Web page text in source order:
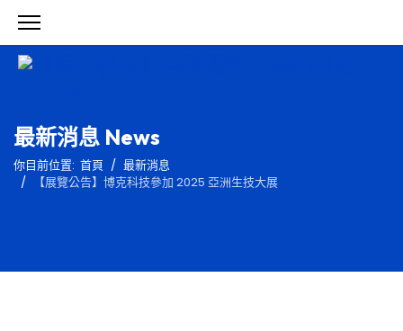
最新消息 News
你目前位置: 首頁
最新消息
【展覽公告】博克科技參加 2025 亞洲生技大展